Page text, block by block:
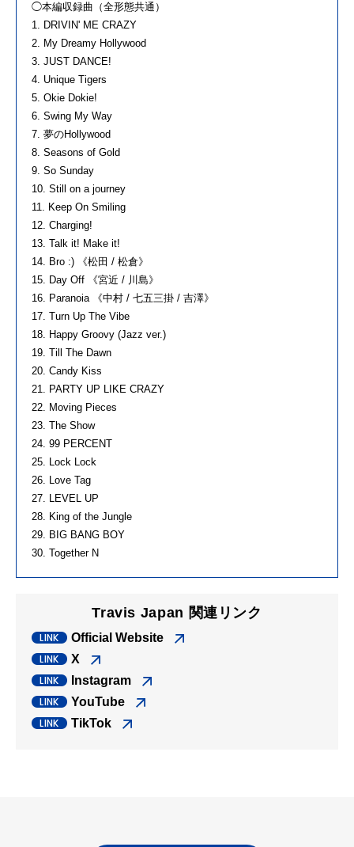
◯本編収録曲（全形態共通）
1. DRIVIN' ME CRAZY
2. My Dreamy Hollywood
3. JUST DANCE!
4. Unique Tigers
5. Okie Dokie!
6. Swing My Way
7. 夢のHollywood
8. Seasons of Gold
9. So Sunday
10. Still on a journey
11. Keep On Smiling
12. Charging!
13. Talk it! Make it!
14. Bro :) 《松田 / 松倉》
15. Day Off 《宮近 / 川島》
16. Paranoia 《中村 / 七五三掛 / 吉澤》
17. Turn Up The Vibe
18. Happy Groovy (Jazz ver.)
19. Till The Dawn
20. Candy Kiss
21. PARTY UP LIKE CRAZY
22. Moving Pieces
23. The Show
24. 99 PERCENT
25. Lock Lock
26. Love Tag
27. LEVEL UP
28. King of the Jungle
29. BIG BANG BOY
30. Together N
Travis Japan 関連リンク
Official Website
X
Instagram
YouTube
TikTok